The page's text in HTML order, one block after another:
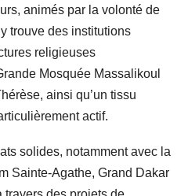
animés par la volonté de
trouve des institutions
religieuses
Mosquée Massalikoul
ainsi qu’un tissu
actif.
solides, notamment avec la
Sainte-Agathe, Grand Dakar